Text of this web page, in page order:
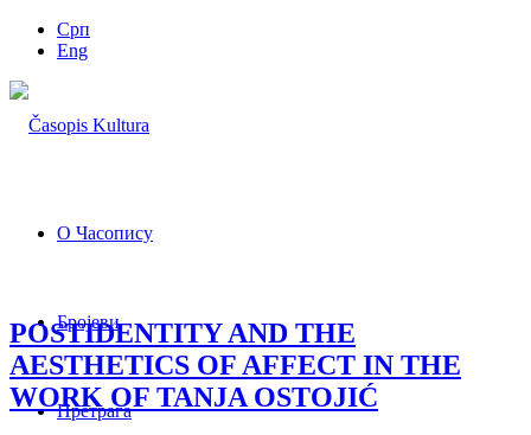
Срп
Eng
О Часопису
Бројеви
Претрага
POSTIDENTITY AND THE
AESTHETICS OF AFFECT IN THE
WORK OF TANJA OSTOJIĆ